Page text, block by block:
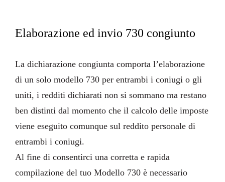
Elaborazione ed invio 730 congiunto
La dichiarazione congiunta comporta l’elaborazione
di un solo modello 730 per entrambi i coniugi o gli
uniti, i redditi dichiarati non si sommano ma restano
ben distinti dal momento che il calcolo delle imposte
viene eseguito comunque sul reddito personale di
entrambi i coniugi.
Al fine di consentirci una corretta e rapida
compilazione del tuo Modello 730 è necessario